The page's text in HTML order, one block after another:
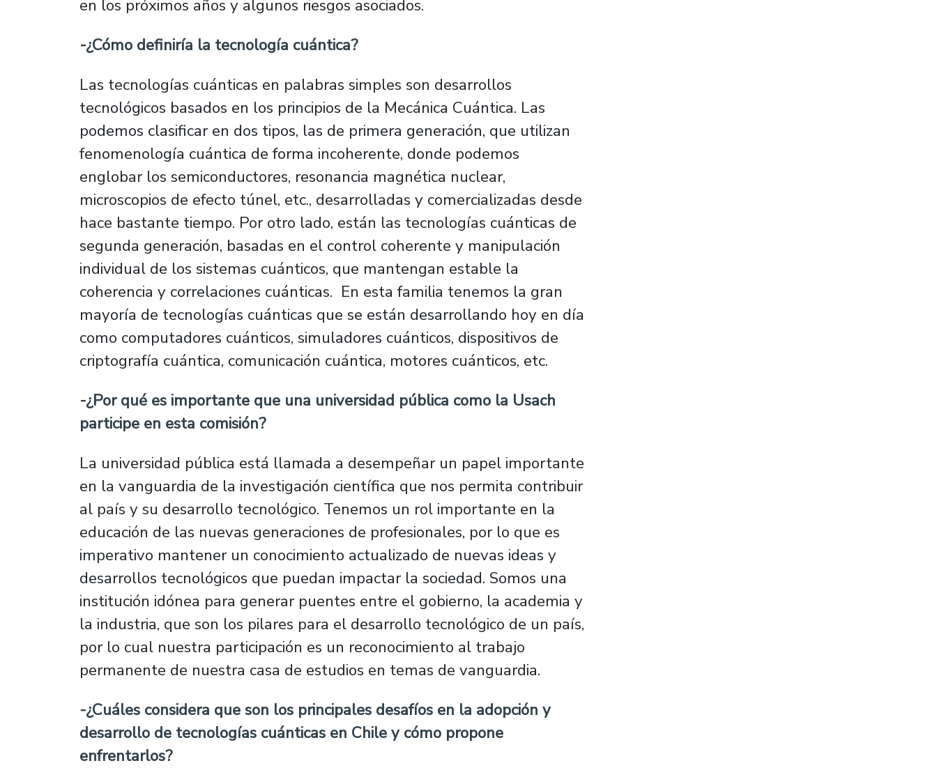
en los próximos años y algunos riesgos asociados.
-¿Cómo definiría la tecnología cuántica?
Las tecnologías cuánticas en palabras simples son desarrollos
tecnológicos basados en los principios de la Mecánica Cuántica. Las
podemos clasificar en dos tipos, las de primera generación, que utilizan
fenomenología cuántica de forma incoherente, donde podemos
englobar los semiconductores, resonancia magnética nuclear,
microscopios de efecto túnel, etc., desarrolladas y comercializadas desde
hace bastante tiempo. Por otro lado, están las tecnologías cuánticas de
segunda generación, basadas en el control coherente y manipulación
individual de los sistemas cuánticos, que mantengan estable la
coherencia y correlaciones cuánticas. En esta familia tenemos la gran
mayoría de tecnologías cuánticas que se están desarrollando hoy en día
como computadores cuánticos, simuladores cuánticos, dispositivos de
criptografía cuántica, comunicación cuántica, motores cuánticos, etc.
-¿Por qué es importante que una universidad pública como la Usach
participe en esta comisión?
La universidad pública está llamada a desempeñar un papel importante
en la vanguardia de la investigación científica que nos permita contribuir
al país y su desarrollo tecnológico. Tenemos un rol importante en la
educación de las nuevas generaciones de profesionales, por lo que es
imperativo mantener un conocimiento actualizado de nuevas ideas y
desarrollos tecnológicos que puedan impactar la sociedad. Somos una
institución idónea para generar puentes entre el gobierno, la academia y
la industria, que son los pilares para el desarrollo tecnológico de un país,
por lo cual nuestra participación es un reconocimiento al trabajo
permanente de nuestra casa de estudios en temas de vanguardia.
-¿Cuáles considera que son los principales desafíos en la adopción y
desarrollo de tecnologías cuánticas en Chile y cómo propone
enfrentarlos?